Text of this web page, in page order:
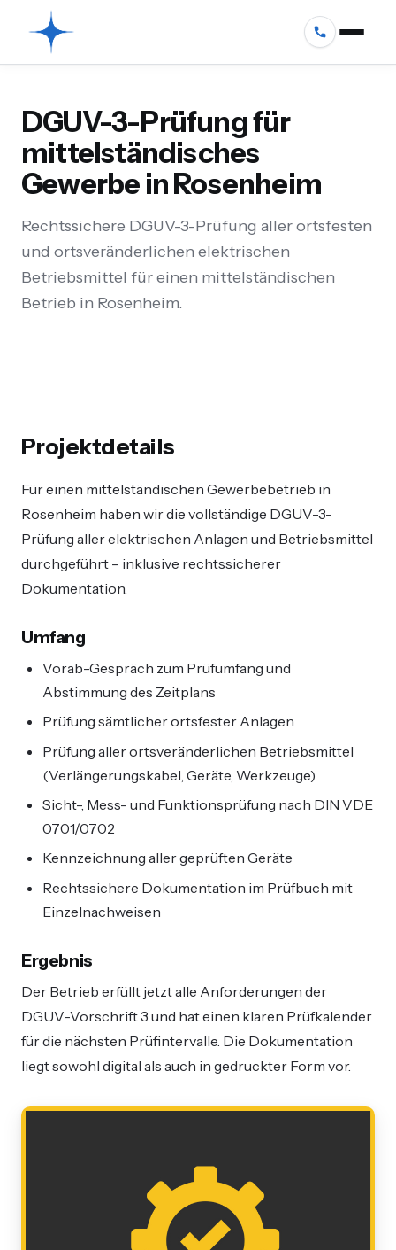
DGUV-3-Prüfung für
mittelständisches
Gewerbe in Rosenheim
Rechtssichere DGUV-3-Prüfung aller ortsfesten
und ortsveränderlichen elektrischen
Betriebsmittel für einen mittelständischen
Betrieb in Rosenheim.
Projektdetails
Für einen mittelständischen Gewerbebetrieb in
Rosenheim haben wir die vollständige DGUV-3-
Prüfung aller elektrischen Anlagen und Betriebsmittel
durchgeführt – inklusive rechtssicherer
Dokumentation.
Umfang
Vorab-Gespräch zum Prüfumfang und
Abstimmung des Zeitplans
Prüfung sämtlicher ortsfester Anlagen
Prüfung aller ortsveränderlichen Betriebsmittel
(Verlängerungskabel, Geräte, Werkzeuge)
Sicht-, Mess- und Funktionsprüfung nach DIN VDE
0701/0702
Kennzeichnung aller geprüften Geräte
Rechtssichere Dokumentation im Prüfbuch mit
Einzelnachweisen
Ergebnis
Der Betrieb erfüllt jetzt alle Anforderungen der
DGUV-Vorschrift 3 und hat einen klaren Prüfkalender
für die nächsten Prüfintervalle. Die Dokumentation
liegt sowohl digital als auch in gedruckter Form vor.